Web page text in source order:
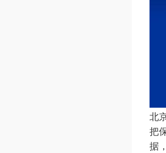
北
把
据